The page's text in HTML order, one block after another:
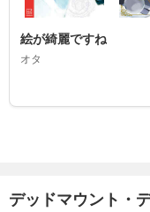
絵が綺麗ですね
オタ
デッドマウント・